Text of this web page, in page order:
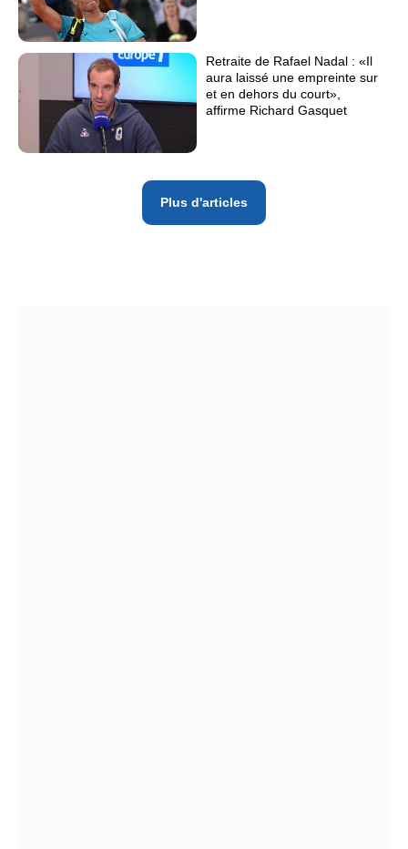
Retraite de Rafael Nadal : «Il
aura laissé une empreinte sur
et en dehors du court»,
affirme Richard Gasquet
Plus d'articles